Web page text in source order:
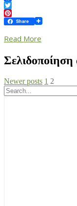
Facebook
Twitter
Pinterest
Share
Read More
Newer posts 1 2